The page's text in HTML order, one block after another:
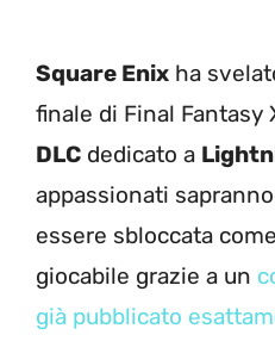
Square Enix ha
finale di Final Fantasy
DLC dedicato a
appassionati
essere sbloccata
giocabile grazie a un
già pubblicato